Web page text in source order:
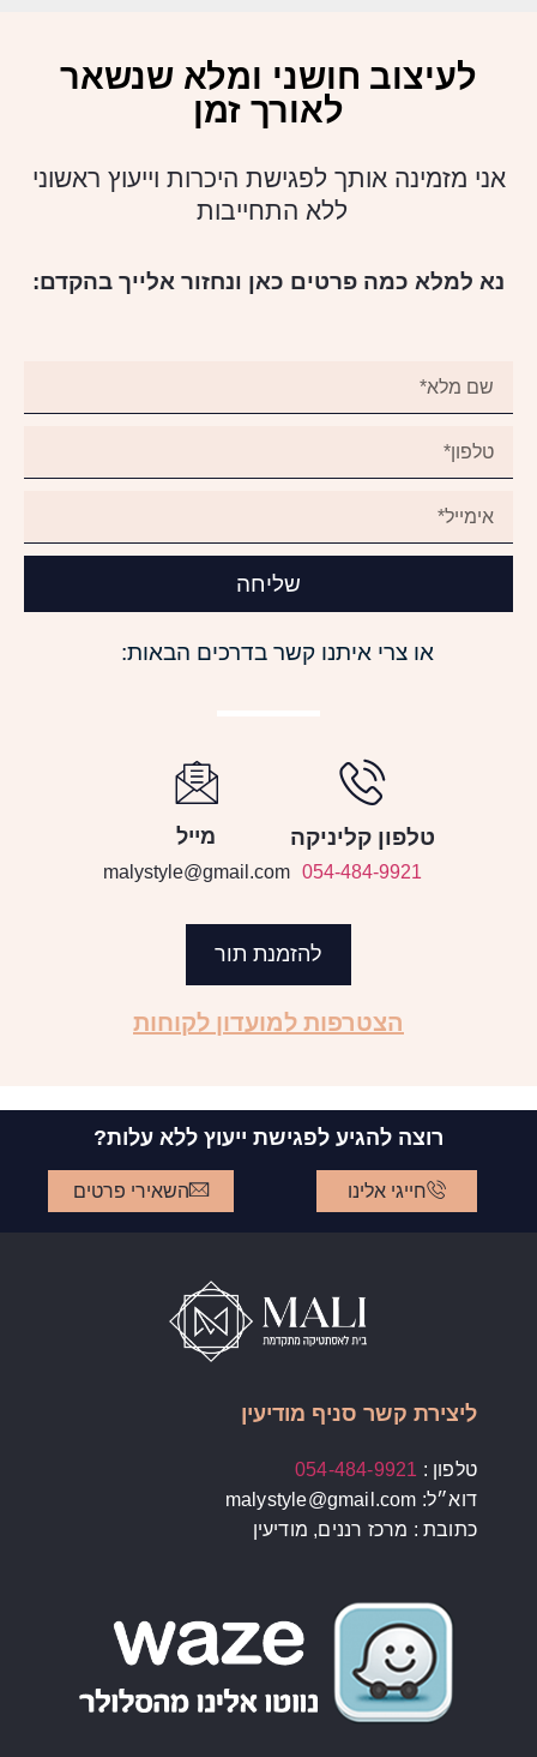
לעיצוב חושני ומלא שנשאר
לאורך זמן
אני מזמינה אותך לפגישת היכרות וייעוץ ראשוני
ללא התחייבות
נא למלא כמה פרטים כאן ונחזור אלייך בהקדם:
שליחה
או צרי איתנו קשר בדרכים הבאות:
טלפון קליניקה
054-484-9921
מייל
malystyle@gmail.com
להזמנת תור
הצטרפות למועדון לקוחות
רוצה להגיע לפגישת ייעוץ ללא עלות?
חייגי אלינו השאירי פרטים
ליצירת קשר סניף מודיעין
טלפון : 054-484-9921
דוא״ל: malystyle@gmail.com
כתובת : מרכז רננים, מודיעין